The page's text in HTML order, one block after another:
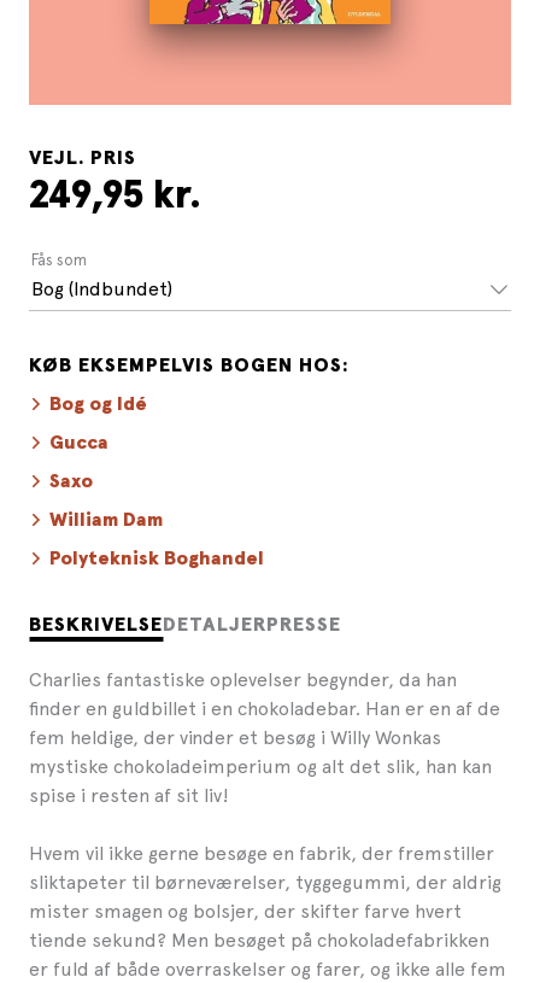
BESKRIVELSE DETALJER PRESSE
Charlies fantastiske oplevelser begynder, da han
finder en guldbillet i en chokoladebar. Han er en af de
fem heldige, der vinder et besøg i Willy Wonkas
mystiske chokoladeimperium og alt det slik, han kan
spise i resten af sit liv!
Hvem vil ikke gerne besøge en fabrik, der fremstiller
sliktapeter til børneværelser, tyggegummi, der aldrig
mister smagen og bolsjer, der skifter farve hvert
tiende sekund? Men besøget på chokoladefabrikken
er fuld af både overraskelser og farer, og ikke alle fem
VEJL. PRIS
249,95 kr.
Fås som
Bog (Indbundet)
KØB EKSEMPELVIS BOGEN HOS:
Bog og Idé
Gucca
Saxo
William Dam
Polyteknisk Boghandel